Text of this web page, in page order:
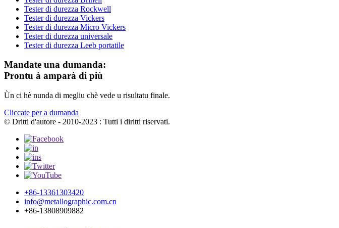
Tester di durezza Rockwell
Tester di durezza Vickers
Tester di durezza Micro Vickers
Tester di durezza universale
Tester di durezza Leeb portatile
Mandate una dumanda:
Prontu à amparà di più
Ùn ci hè nunda di megliu chè vede u risultatu finale.
Cliccate per a dumanda
© Dritti d'autore - 2010-2023 : Tutti i diritti riservati.
+86-13361303420
info@metallographic.com.cn
+86-13808909882